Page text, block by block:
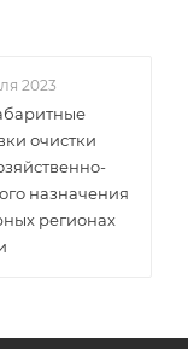
2023
очистки
назначения
регионах